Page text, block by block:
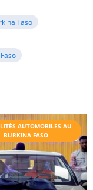
Faso
AUTOMOBILES AU
BURKINA FASO